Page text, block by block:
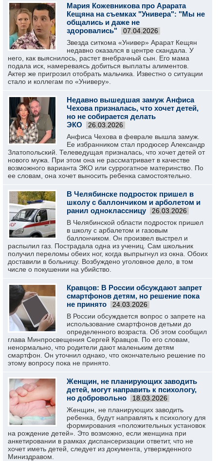
Мария Кожевникова про Арарата
Кещяна на съемках "Универа": "Мы не
общались и даже не
здоровались"
07.04.2026
Звезда ситкома «Универ» Арарат Кещян
недавно оказался в центре скандала. У
него, как выяснилось, растет внебрачный сын. Его мама
подала иск, намереваясь добиться выплаты алиментов.
Актер же пригрозил отобрать мальчика. Известно о ситуации
стало и коллегам по «Универу».
Недавно вышедшая замуж Анфиса
Чехова призналась, что хочет детей,
но не собирается делать
ЭКО
26.03.2026
Анфиса Чехова в феврале вышла замуж.
Ее избранником стал продюсер Александр
Златопольский. Телеведущая призналась, что хочет детей от
нового мужа. При этом она не рассматривает в качестве
возможного варианта ЭКО или суррогатное материнство. По
ее словам, она хочет выносить ребенка самостоятельно.
В Челябинске подросток пришел в
школу с баллончиком и арболетом и
ранил одноклассницу
26.03.2026
В Челябинской области подросток пришел
в школу с арбалетом и газовым
баллончиком. Он произвел выстрел и
распылил газ. Пострадала одна из учениц. Сам школьник
получил переломы обеих ног, когда выпрыгнул из окна. Обоих
доставили в больницу. Возбуждено уголовное дело, в том
числе о покушении на убийство.
Кравцов: В России обсуждают запрет
смартфонов детям, но решение пока
не принято
24.03.2026
В России обсуждается вопрос о запрете на
использование смартфонов детьми до
определенного возраста. Об этом сообщил
глава Минпросвещения Сергей Кравцов. По его словам,
ненормально, что родители дают маленьким детям
смартфон. Он уточнил однако, что окончательно решение по
этому вопросу пока не принято.
Женщин, не планирующих заводить
детей, могут направить к психологу,
но добровольно
18.03.2026
Женщин, не планирующих заводить
ребенка, будут направлять к психологу для
формирования «положительных установок
на рождение детей». Это возможно, если женщина при
анкетировании в рамках диспансеризации ответит, что не
хочет иметь детей, следует из документа, утвержденного
Миниздравом.